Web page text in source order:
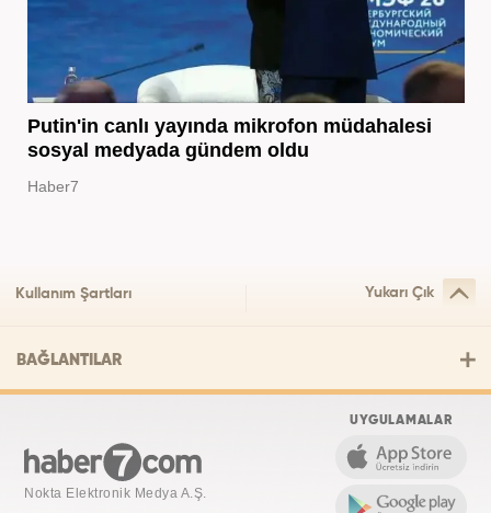
Putin'in canlı yayında mikrofon müdahalesi
sosyal medyada gündem oldu
Haber7
Kullanım Şartları Yukarı Çık
BAĞLANTILAR
Nokta Elektronik Medya A.Ş.
UYGULAMALAR